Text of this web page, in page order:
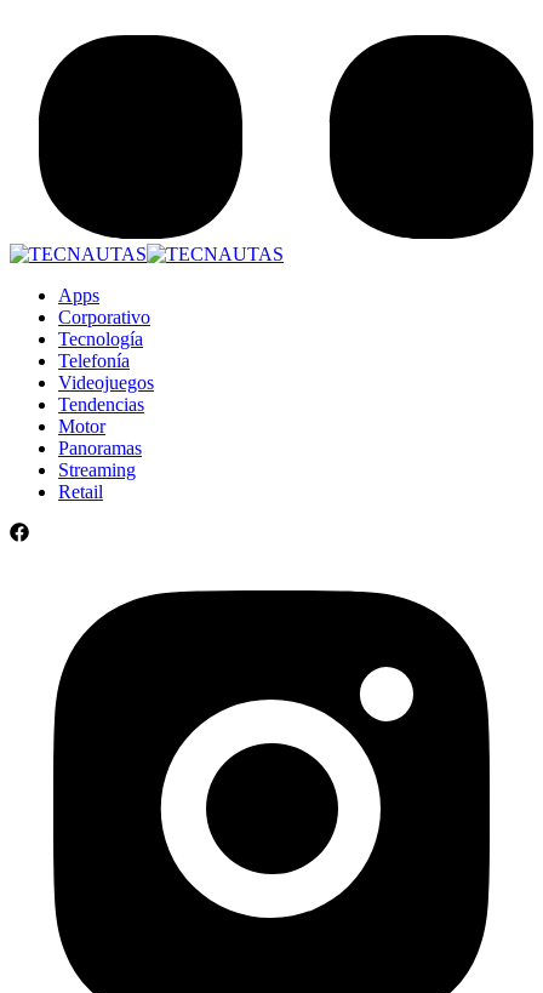
Apps
Corporativo
Tecnología
Telefonía
Videojuegos
Tendencias
Motor
Panoramas
Streaming
Retail